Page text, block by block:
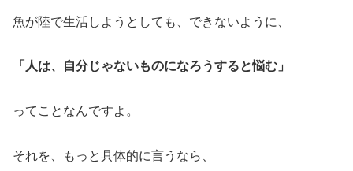
魚が陸で生活しようとしても、できないように、
「人は、自分じゃないものになろうすると悩む」
ってことなんですよ。
それを、もっと具体的に言うなら、